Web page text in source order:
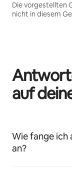
Die vorgestellten
nicht in diesem
auf
Wie fange ich
an?